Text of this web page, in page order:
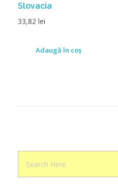
Slovacia
33,82 lei
Adaugă în coș